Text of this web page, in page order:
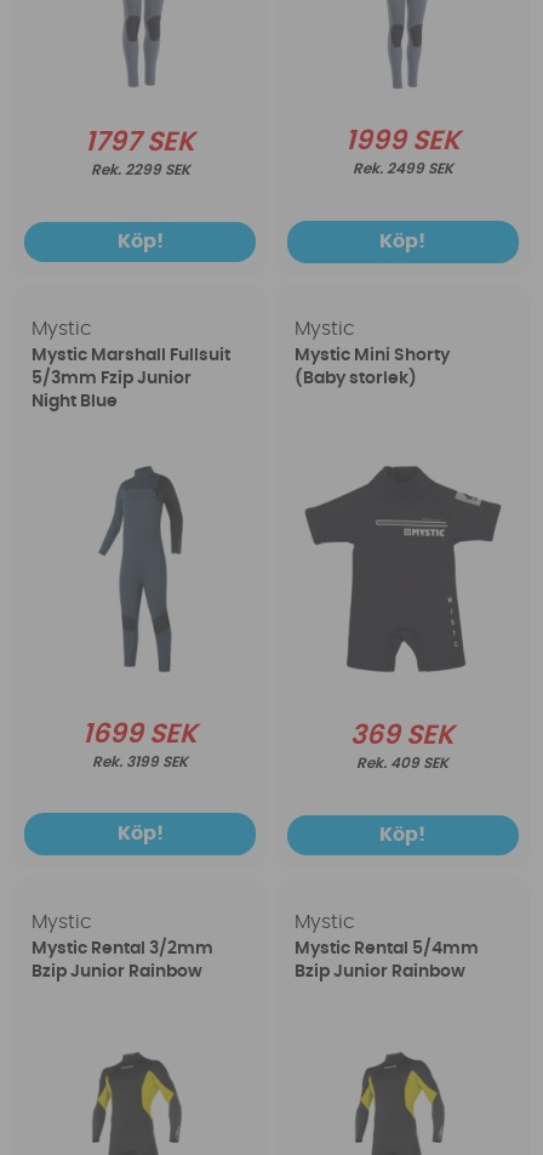
1797 SEK
2299 SEK
Köp!
1999 SEK
2499 SEK
Köp!
Mystic
Mystic Marshall Fullsuit
5/3mm Fzip Junior
Night Blue
1699 SEK
3199 SEK
Köp!
Mystic
Mystic Mini Shorty
(Baby storlek)
369 SEK
409 SEK
Köp!
Mystic
Mystic Rental 3/2mm
Bzip Junior Rainbow
Mystic
Mystic Rental 5/4mm
Bzip Junior Rainbow